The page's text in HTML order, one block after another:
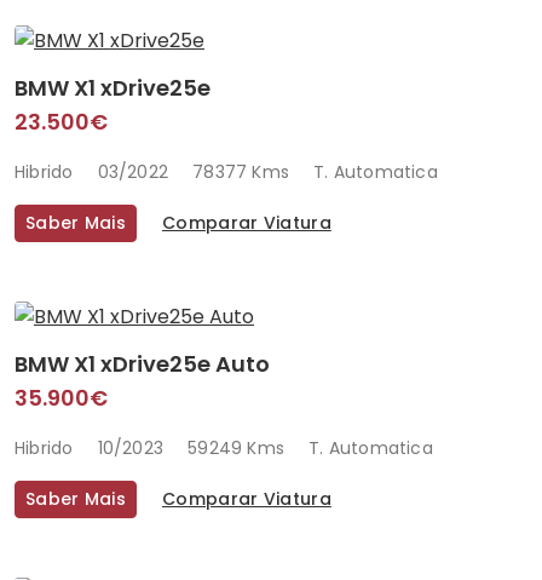
BMW X1 xDrive25e
23.500€
Hibrido 03/2022 78377 Kms T. Automatica
Saber Mais Comparar Viatura
BMW X1 xDrive25e Auto
35.900€
Hibrido 10/2023 59249 Kms T. Automatica
Saber Mais Comparar Viatura